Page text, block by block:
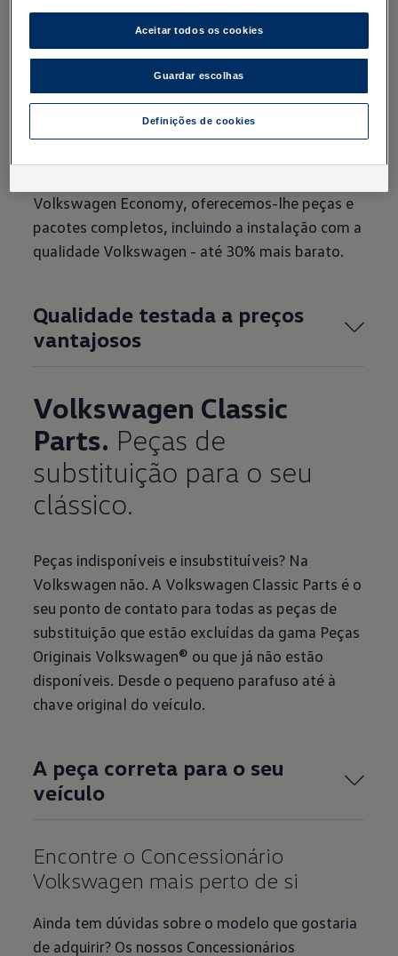
veículos com mais de 4
anos.
Peças de alta qualidade e excelente reparação
são sempre um investimento no valor do seu
Volkswagen Economy, oferecemos-lhe peças e
pacotes completos, incluindo a instalação com a
qualidade Volkswagen - até 30% mais barato.
Qualidade testada a preços
vantajosos
Volkswagen Classic
Parts. Peças de
substituição para o seu
clássico.
Peças indisponíveis e insubstituíveis? Na
Volkswagen não. A Volkswagen Classic Parts é o
seu ponto de contato para todas as peças de
substituição que estão excluídas da gama Peças
Originais Volkswagen® ou que já não estão
disponíveis. Desde o pequeno parafuso até à
chave original do veículo.
A peça correta para o seu
veículo
Encontre o Concessionário
Ainda tem dúvidas sobre o modelo que gostaria
de adquirir? Os nossos Concessionários
Aceitar todos os cookies
Guardar escolhas
Definições de cookies